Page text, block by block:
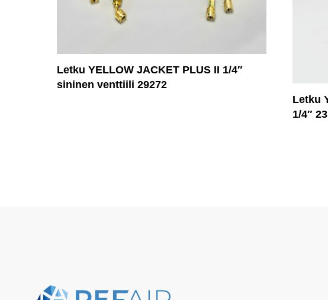
Letku YELLOW JACKET PLUS II 1/4″
sininen venttiili 29272
Letku
1/4″